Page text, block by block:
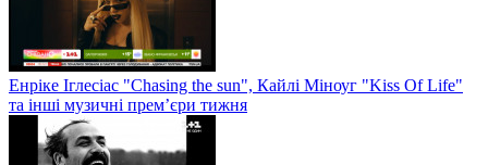
Енріке Іглесіас "Chasing the sun", Кайлі Міноуг "Kiss Of Life"
та інші музичні прем’єри тижня